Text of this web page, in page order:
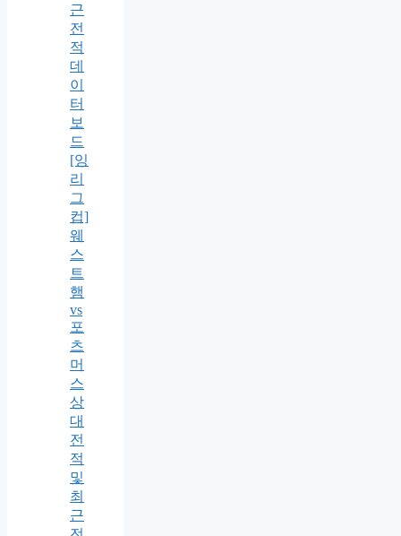
근
전
적
데
이
터
보
드
[잉
리
그
컵]
웨
스
트
햄
vs
포
츠
머
스
상
대
전
적
및
최
근